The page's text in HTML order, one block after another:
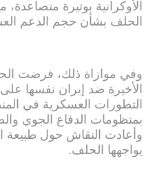
الأوكرانية بوتيرة
الحلف بشأن حجم الدعم
وفي موازاة ذلك، فرضت
الأخيرة ضد إيران نفسها
التطورات العسكرية في
بمنظومات الدفاع الجوي
وأعادت النقاش حول طبيعة
يواجهها الحلف.